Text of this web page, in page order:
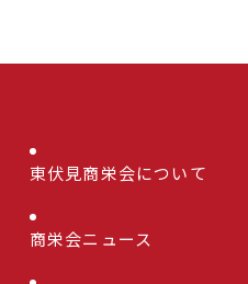
東伏見商栄会について
商栄会ニュース